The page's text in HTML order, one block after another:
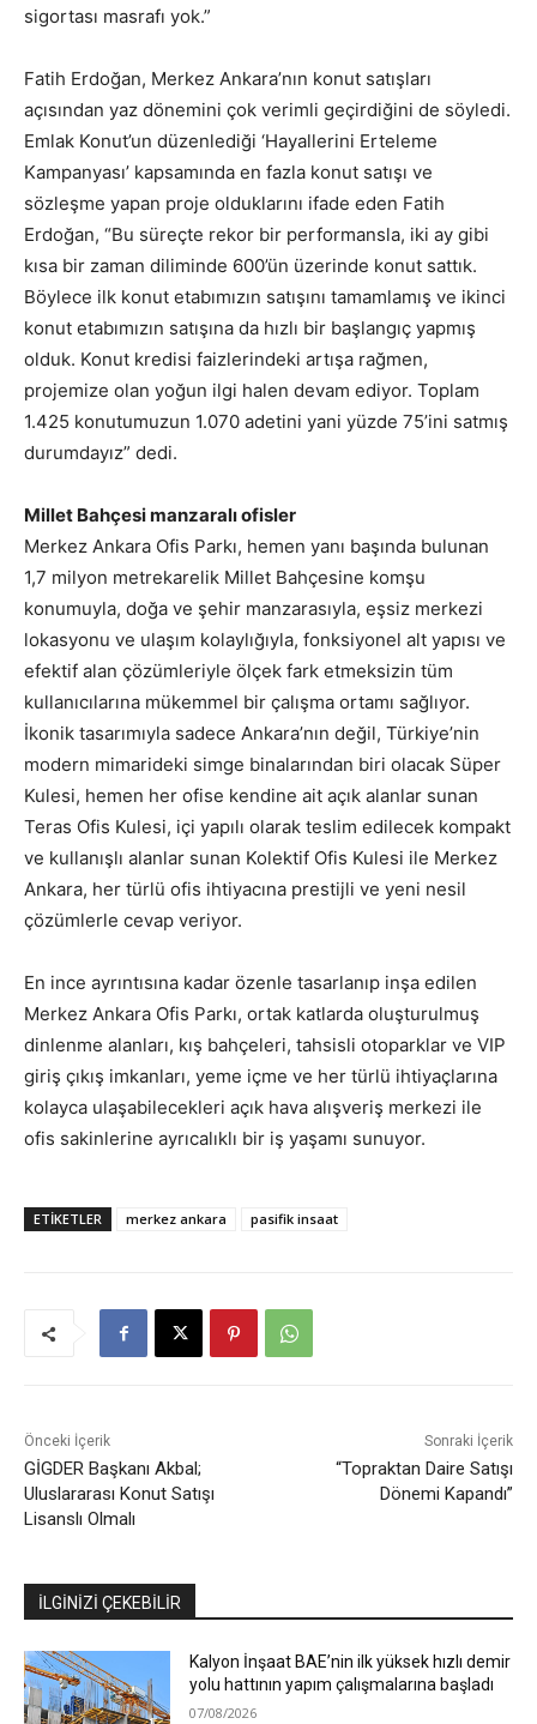
sigortası masrafı yok.”
Fatih Erdoğan, Merkez Ankara’nın konut satışları
açısından yaz dönemini çok verimli geçirdiğini de söyledi.
Emlak Konut’un düzenlediği ‘Hayallerini Erteleme
Kampanyası’ kapsamında en fazla konut satışı ve
sözleşme yapan proje olduklarını ifade eden Fatih
Erdoğan, “Bu süreçte rekor bir performansla, iki ay gibi
kısa bir zaman diliminde 600’ün üzerinde konut sattık.
Böylece ilk konut etabımızın satışını tamamlamış ve ikinci
konut etabımızın satışına da hızlı bir başlangıç yapmış
olduk. Konut kredisi faizlerindeki artışa rağmen,
projemize olan yoğun ilgi halen devam ediyor. Toplam
1.425 konutumuzun 1.070 adetini yani yüzde 75’ini satmış
durumdayız” dedi.
Millet Bahçesi manzaralı ofisler
Merkez Ankara Ofis Parkı, hemen yanı başında bulunan
1,7 milyon metrekarelik Millet Bahçesine komşu
konumuyla, doğa ve şehir manzarasıyla, eşsiz merkezi
lokasyonu ve ulaşım kolaylığıyla, fonksiyonel alt yapısı ve
efektif alan çözümleriyle ölçek fark etmeksizin tüm
kullanıcılarına mükemmel bir çalışma ortamı sağlıyor.
İkonik tasarımıyla sadece Ankara’nın değil, Türkiye’nin
modern mimarideki simge binalarından biri olacak Süper
Kulesi, hemen her ofise kendine ait açık alanlar sunan
Teras Ofis Kulesi, içi yapılı olarak teslim edilecek kompakt
ve kullanışlı alanlar sunan Kolektif Ofis Kulesi ile Merkez
Ankara, her türlü ofis ihtiyacına prestijli ve yeni nesil
çözümlerle cevap veriyor.
En ince ayrıntısına kadar özenle tasarlanıp inşa edilen
Merkez Ankara Ofis Parkı, ortak katlarda oluşturulmuş
dinlenme alanları, kış bahçeleri, tahsisli otoparklar ve VIP
giriş çıkış imkanları, yeme içme ve her türlü ihtiyaçlarına
kolayca ulaşabilecekleri açık hava alışveriş merkezi ile
ofis sakinlerine ayrıcalıklı bir iş yaşamı sunuyor.
ETIKETLER merkez ankara pasifik insaat
Önceki İçerik
GİGDER Başkanı Akbal;
Uluslararası Konut Satışı
Lisanslı Olmalı
Sonraki İçerik
“Topraktan Daire Satışı
Dönemi Kapandı”
İLGİNİZİ ÇEKEBİLİR
Kalyon İnşaat BAE’nin ilk yüksek hızlı demir
yolu hattının yapım çalışmalarına başladı
07/08/2026